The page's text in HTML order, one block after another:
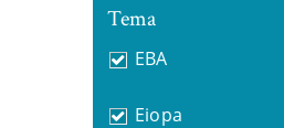
Tema
EBA
Eiopa